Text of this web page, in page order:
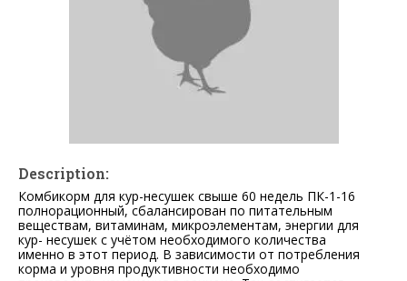
Description:
Комбикорм для кур-несушек свыше 60 недель ПК-1-16
полнорационный, сбалансирован по питательным
веществам, витаминам, микроэлементам, энергии для
кур- несушек с учётом необходимого количества
именно в этот период. В зависимости от потребления
корма и уровня продуктивности необходимо